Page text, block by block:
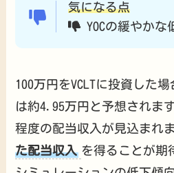
気になる点
YOCの緩やかな
100万円をVCLTに投資した
は約4.95万円と予想されま
程度の配当収入が見込まれま
た配当収入 を得ることが期